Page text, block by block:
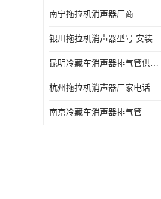
南宁拖拉机消声器厂商
银川拖拉机消声器型号 安装方便
昆明冷藏车消声器排气管供货商 可定制
杭州拖拉机消声器厂家电话
南京冷藏车消声器排气管